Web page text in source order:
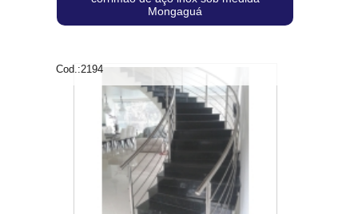
Mongaguá
Cod.:2194